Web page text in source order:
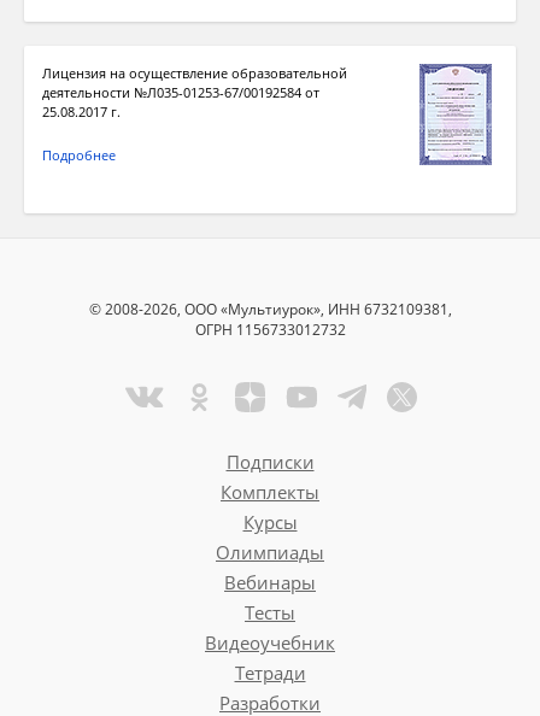
Лицензия на осуществление образовательной
деятельности №Л035-01253-67/00192584 от
25.08.2017 г.
Подробнее
© 2008-2026, ООО «Мультиурок», ИНН 6732109381,
ОГРН 1156733012732
Подписки
Комплекты
Курсы
Олимпиады
Вебинары
Тесты
Видеоучебник
Тетради
Разработки